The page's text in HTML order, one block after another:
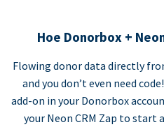
Hoe Donorbox +
Flowing donor data directly
and you don’t even need
add-on in your Donorbox
your Neon CRM Zap to